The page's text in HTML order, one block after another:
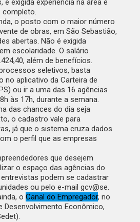
é exigida experiência na área e
completo.
o posto com o maior número
de obras, em São Sebastião,
abertas. Não é exigida
escolaridade. O salário
além de benefícios.
seletivos, basta
no aplicativo da Carteira de
ou ir a uma das 16 agências
às 17h, durante a semana.
das chances do dia seja
o cadastro vale para
já que o sistema cruza dados
o perfil que as empresas
que desejem
o espaço das agências do
podem se cadastrar
ou pelo e-mail gcv@se.
o Canal do Empregador, no
Desenvolvimento Econômico,